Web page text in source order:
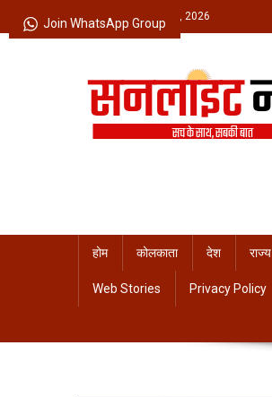
to
Friday, August 07, 2026
होम कोलकाता देश राज्य
Web Stories Privacy Policy
Join WhatsApp Group